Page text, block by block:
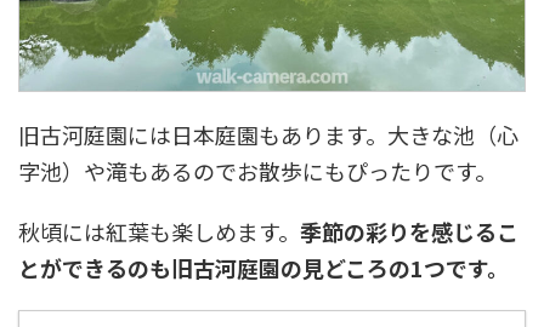
旧古河庭園には日本庭園もあります。大きな池（心
字池）や滝もあるのでお散歩にもぴったりです。
秋頃には紅葉も楽しめます。 季節の彩りを感じるこ
とができるのも旧古河庭園の見どころの1つです。